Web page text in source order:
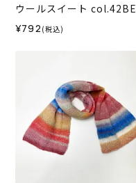
ウールスイート col.42BE
¥792 (税込)